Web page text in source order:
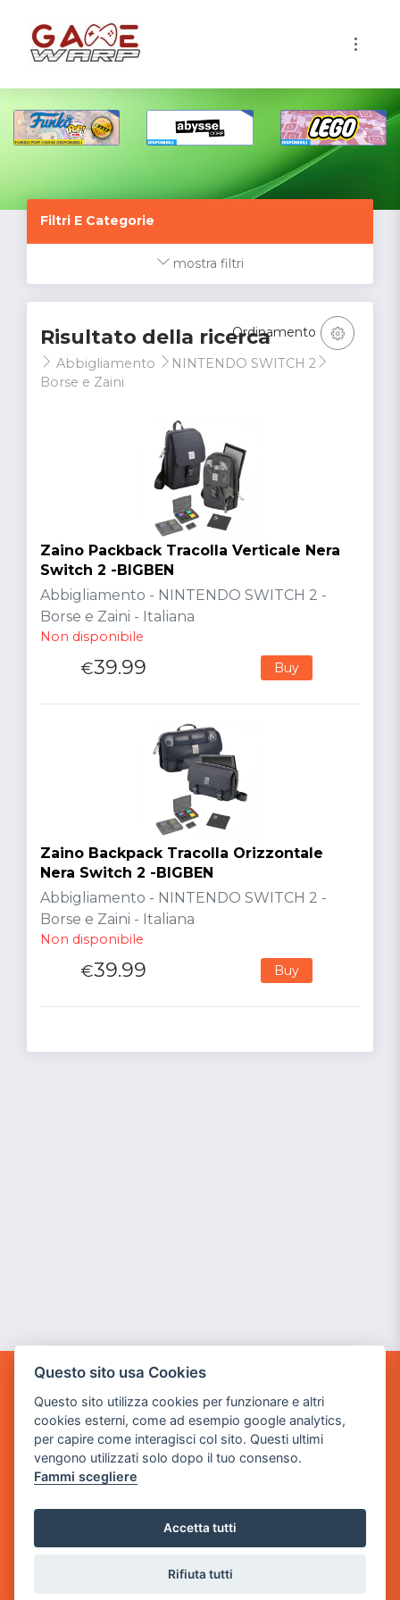
Filtri E Categorie
mostra filtri
Risultato della ricerca
Abbigliamento
NINTENDO SWITCH 2
Borse e Zaini
Ordinamento
Zaino Packback Tracolla Verticale Nera
Switch 2 -BIGBEN
Abbigliamento - NINTENDO SWITCH 2 -
Borse e Zaini - Italiana
Non disponibile
€39.99 Buy
Zaino Backpack Tracolla Orizzontale
Nera Switch 2 -BIGBEN
Abbigliamento - NINTENDO SWITCH 2 -
Borse e Zaini - Italiana
Non disponibile
€39.99 Buy
GAME WARP
BY POWER GAME SRL
Sede Legale
via Villaggio dei Platani, 3
- 25014 Castenedolo, Brescia
Partita iva 03308130982
Questo sito usa Cookies
Questo sito utilizza cookies per funzionare e altri
cookies esterni, come ad esempio google analytics,
per capire come interagisci col sito. Questi ultimi
vengono utilizzati solo dopo il tuo consenso.
Fammi scegliere
Accetta tutti
Rifiuta tutti